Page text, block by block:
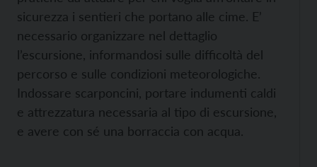
sicurezza i sentieri che portano alle cime. E’
necessario organizzare nel dettaglio
l’escursione, informandosi sulle difficoltà del
percorso e sulle condizioni meteorologiche.
Indossare scarponcini, portare indumenti caldi
e attrezzatura necessaria al tipo di escursione,
e avere con sé una borraccia con acqua.